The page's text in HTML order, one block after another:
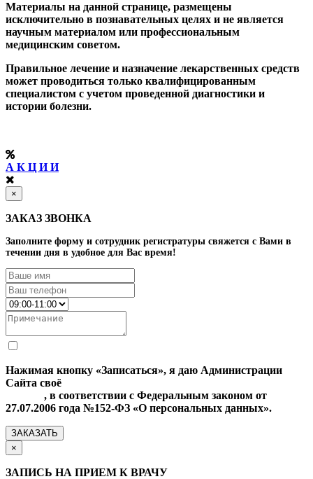
Материалы на данной странице, размещены
исключительно в познавательных целях и не является
научным материалом или профессиональным
медицинским советом.
Правильное лечение и назначение лекарственных средств
может проводиться только квалифицированным
специалистом с учетом проведенной диагностики и
истории болезни.
А К Ц И И
×
ЗАКАЗ ЗВОНКА
Заполните форму и сотрудник регистратуры свяжется с Вами в
течении дня в удобное для Вас время!
Нажимая кнопку «Записаться», я даю Администрации
Сайта своё
, в соответствии с Федеральным законом от
27.07.2006 года №152-ФЗ «О персональных данных».
ЗАКАЗАТЬ
×
ЗАПИСЬ НА ПРИЕМ К ВРАЧУ